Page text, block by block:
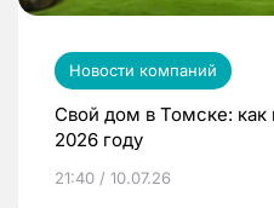
Новости компаний
Свой дом в Томске: как
2026 году
21:40 / 10.07.26